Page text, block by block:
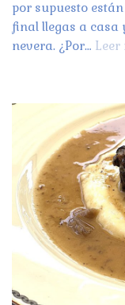
por supuesto
final llegas a casa
nevera. ¿Por… Leer